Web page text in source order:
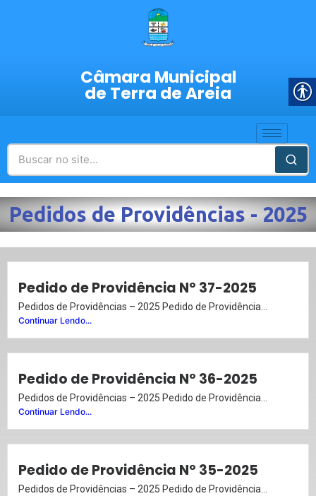
Câmara Municipal
de Terra de Areia
Pedidos de Providências - 2025
Pedido de Providência Nº 37-2025
Pedidos de Providências – 2025 Pedido de Providência...
Continuar Lendo...
Pedido de Providência Nº 36-2025
Pedidos de Providências – 2025 Pedido de Providência...
Continuar Lendo...
Pedido de Providência Nº 35-2025
Pedidos de Providências – 2025 Pedido de Providência...